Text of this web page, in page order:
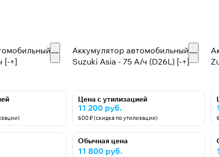
[-+]
Аккумулятор автомобильный
Suzuki Asia - 75 А/ч (D26L) [-+]
Цена с утилизацией
11 200 руб.
600 ₽ (скидка по утилизации)
Обычная цена
11 800 руб.